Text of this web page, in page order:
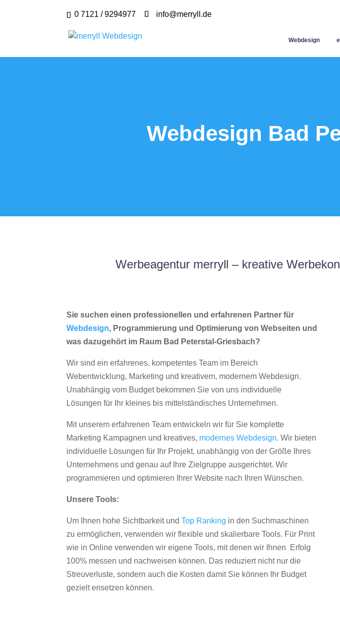
0 7121 / 9294977 info@merryll.de
Webdesign
Webdesign Bad
Werbeagentur merryll – kreative
Sie suchen einen professionellen und erfahrenen Partner für
Webdesign, Programmierung und Optimierung von Webseiten und
was dazugehört im Raum Bad Peterstal-Griesbach?
Wir sind ein erfahrenes, kompetentes Team im Bereich
Webentwicklung, Marketing und kreativem, modernem Webdesign.
Unabhängig vom Budget bekommen Sie von uns individuelle
Lösungen für Ihr kleines bis mittelständisches Unternehmen.
Mit unserem erfahrenen Team entwickeln wir für Sie komplette
Marketing Kampagnen und kreatives, modernes Webdesign. Wir bieten
individuelle Lösungen für Ihr Projekt, unabhängig von der Größe Ihres
Unternehmens und genau auf Ihre Zielgruppe ausgerichtet. Wir
programmieren und optimieren Ihrer Website nach Ihren Wünschen.
Unsere Tools:
Um Ihnen hohe Sichtbarkeit undTop Ranking in den Suchmaschinen
zu ermöglichen, verwenden wir flexible und skalierbare Tools. Für Print
wie in Online verwenden wir eigene Tools, mit denen wir Ihnen Erfolg
100% messen und nachweisen können. Das reduziert nicht nur die
Streuverluste, sondern auch die Kosten damit Sie können Ihr Budget
gezielt ensetzen können.